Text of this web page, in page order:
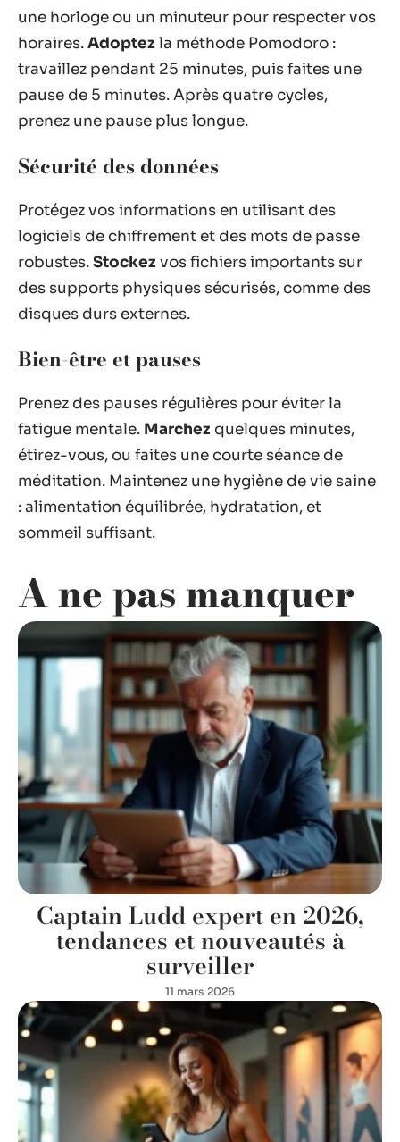
une horloge ou un minuteur pour respecter vos
horaires.Adoptezla méthode Pomodoro :
travaillez pendant 25 minutes, puis faites une
pause de 5 minutes. Après quatre cycles,
prenez une pause plus longue.
Sécurité des données
Protégez vos informations en utilisant des
logiciels de chiffrement et des mots de passe
robustes.Stockezvos fichiers importants sur
des supports physiques sécurisés, comme des
disques durs externes.
Bien-être et pauses
Prenez des pauses régulières pour éviter la
fatigue mentale. Marchez quelques minutes,
étirez-vous, ou faites une courte séance de
méditation. Maintenez une hygiène de vie saine
: alimentation équilibrée, hydratation, et
sommeil suffisant.
A ne pas manquer
Captain Ludd expert en 2026,
tendances et nouveautés à
surveiller
11 mars 2026